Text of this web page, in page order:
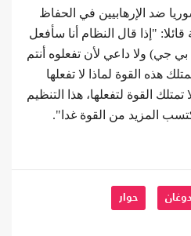
ضد الإرهابيين في الحفاظ
"إذا قال النظام أنا سأفعل
جي) ولا داعي لأن تفعلوه أنتم
هذه القوة لماذا لا تفعلها
القوة لتفعلها، هذا التنظيم
المزيد من القوة غدا".
حوار